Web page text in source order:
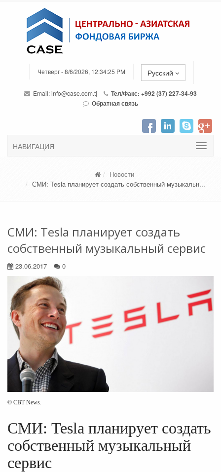
Четверг - 8/6/2026, 12:34:25 PM Русский
Email:info@case.com.tj
Тел/Факс: +992 (37) 227-34-93
Обратная связь
НАВИГАЦИЯ
Новости
СМИ: Tesla планирует создать собственный музыкальн...
СМИ: Tesla планирует создать
собственный музыкальный сервис
23.06.2017 0
© CBT News.
СМИ: Tesla планирует создать
собственный музыкальный
сервис